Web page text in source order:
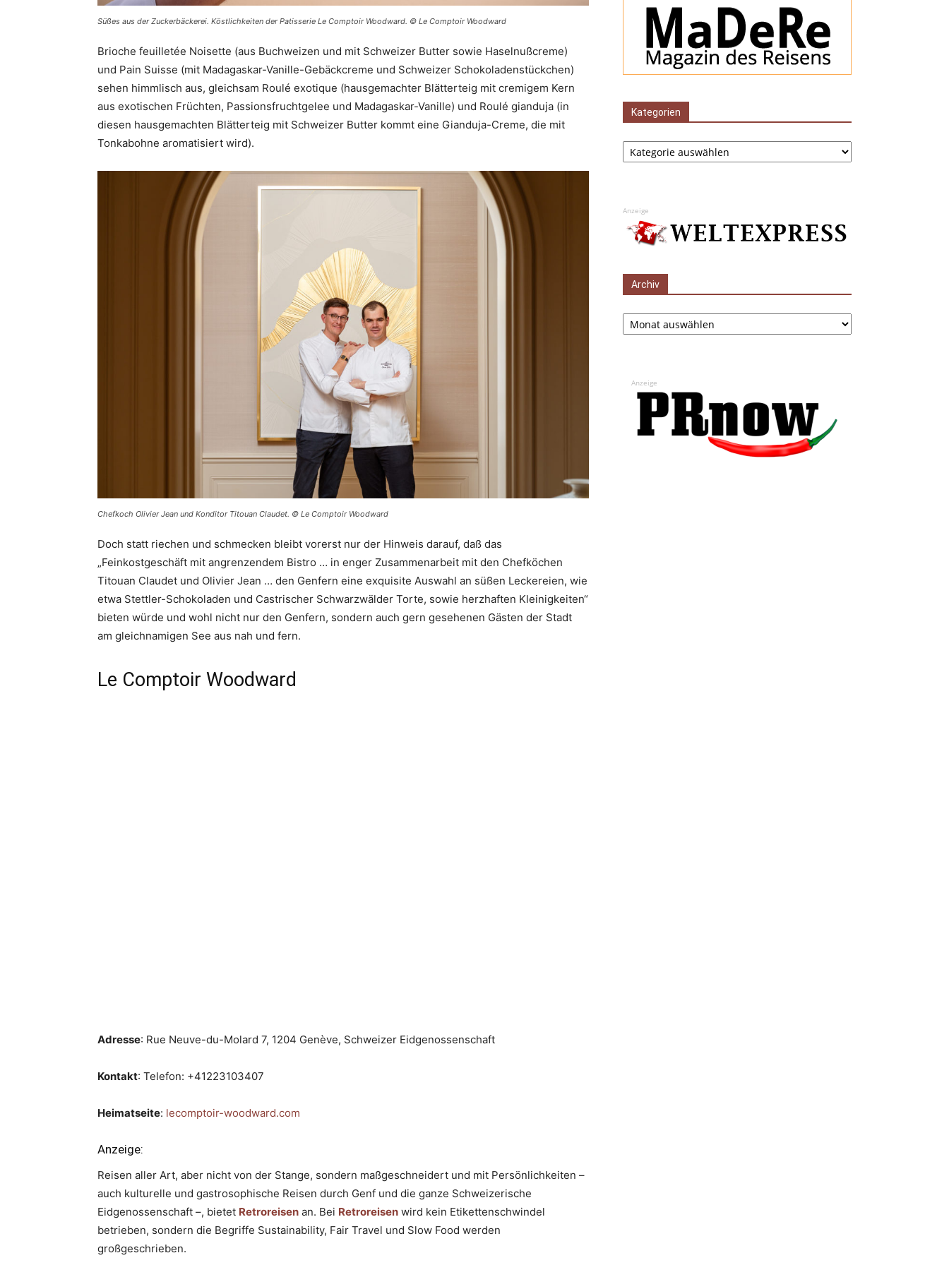
Süßes aus der Zuckerbäckerei. Köstlichkeiten der Patisserie Le Comptoir Woodward. © Le Comptoir Woodward
Brioche feuilletée Noisette (aus Buchweizen und mit Schweizer Butter sowie Haselnußcreme)
und Pain Suisse (mit Madagaskar-Vanille-Gebäckcreme und Schweizer Schokoladenstückchen)
sehen himmlisch aus, gleichsam Roulé exotique (hausgemachter Blätterteig mit cremigem Kern
aus exotischen Früchten, Passionsfruchtgelee und Madagaskar-Vanille) und Roulé gianduja (in
diesen hausgemachten Blätterteig mit Schweizer Butter kommt eine Gianduja-Creme, die mit
Tonkabohne aromatisiert wird).
Chefkoch Olivier Jean und Konditor Titouan Claudet. © Le Comptoir Woodward
Doch statt riechen und schmecken bleibt vorerst nur der Hinweis darauf, daß das
„Feinkostgeschäft mit angrenzendem Bistro … in enger Zusammenarbeit mit den Chefköchen
Titouan Claudet und Olivier Jean … den Genfern eine exquisite Auswahl an süßen Leckereien, wie
etwa Stettler-Schokoladen und Castrischer Schwarzwälder Torte, sowie herzhaften Kleinigkeiten“
bieten würde und wohl nicht nur den Genfern, sondern auch gern gesehenen Gästen der Stadt
am gleichnamigen See aus nah und fern.
Le Comptoir Woodward
Adresse: Rue Neuve-du-Molard 7, 1204 Genève, Schweizer Eidgenossenschaft
Kontakt: Telefon: +41223103407
Heimatseite: lecomptoir-woodward.com
Anzeige:
Reisen aller Art, aber nicht von der Stange, sondern maßgeschneidert und mit Persönlichkeiten –
auch kulturelle und gastrosophische Reisen durch Genf und die ganze Schweizerische
Eidgenossenschaft –, bietet Retroreisen an. Bei Retroreisen wird kein Etikettenschwindel
betrieben, sondern die Begriffe Sustainability, Fair Travel und Slow Food werden
großgeschrieben.
Kategorien
Kategorien
Anzeige
Archiv
Archiv
Anzeige